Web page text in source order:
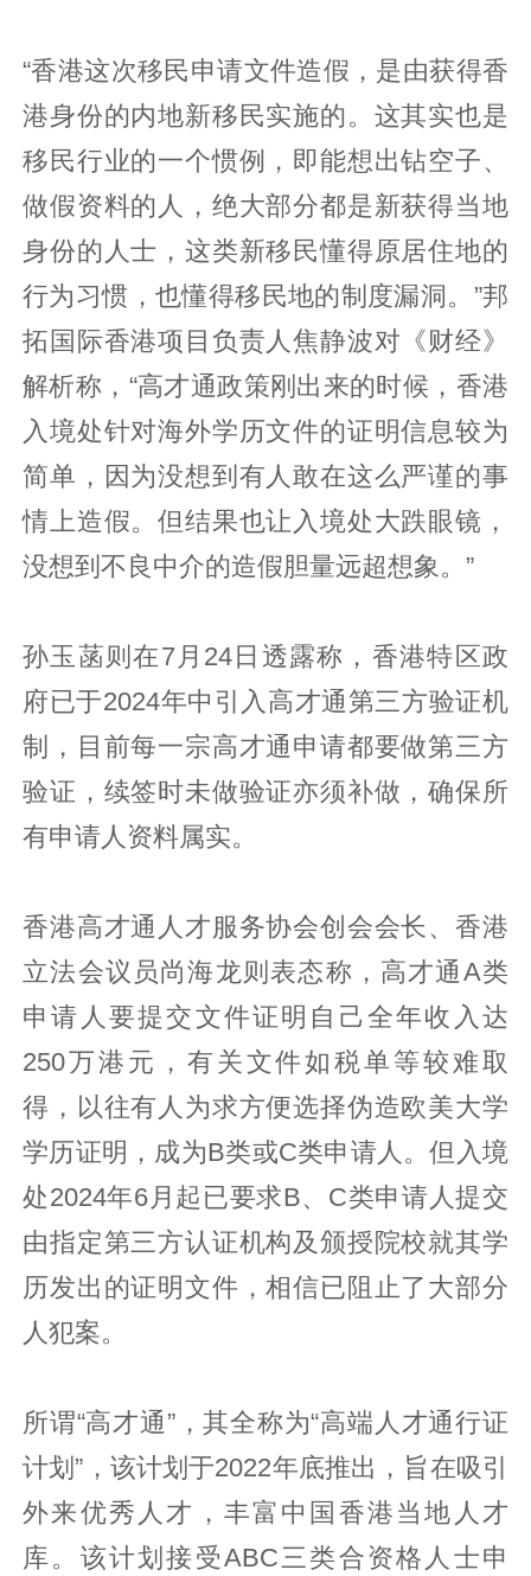
“香港这次移民申请文件造假，是由获得香
港身份的内地新移民实施的。这其实也是
移民行业的一个惯例，即能想出钻空子、
做假资料的人，绝大部分都是新获得当地
身份的人士，这类新移民懂得原居住地的
行为习惯，也懂得移民地的制度漏洞。”邦
拓国际香港项目负责人焦静波对《财经》
解析称，“高才通政策刚出来的时候，香港
入境处针对海外学历文件的证明信息较为
简单，因为没想到有人敢在这么严谨的事
情上造假。但结果也让入境处大跌眼镜，
没想到不良中介的造假胆量远超想象。”
孙玉菡则在7月24日透露称，香港特区政
府已于2024年中引入高才通第三方验证机
制，目前每一宗高才通申请都要做第三方
验证，续签时未做验证亦须补做，确保所
有申请人资料属实。
香港高才通人才服务协会创会会长、香港
立法会议员尚海龙则表态称，高才通A类
申请人要提交文件证明自己全年收入达
250万港元，有关文件如税单等较难取
得，以往有人为求方便选择伪造欧美大学
学历证明，成为B类或C类申请人。但入境
处2024年6月起已要求B、C类申请人提交
由指定第三方认证机构及颁授院校就其学
历发出的证明文件，相信已阻止了大部分
人犯案。
所谓“高才通”，其全称为“高端人才通行证
计划”，该计划于2022年底推出，旨在吸引
外来优秀人才，丰富中国香港当地人才
库。该计划接受ABC三类合资格人士申